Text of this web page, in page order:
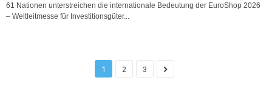
61 Nationen unterstreichen die internationale Bedeutung der EuroShop 2026
– Weltleitmesse für Investitionsgüter...
1 2 3